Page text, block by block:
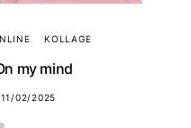
KOLLAGE
my mind
11/02/2025